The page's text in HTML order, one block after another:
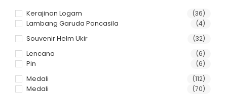
Kerajinan Logam (36)
Lambang Garuda Pancasila (4)
Souvenir Helm Ukir (32)
Lencana (6)
Pin (6)
Medali (112)
Medali (70)